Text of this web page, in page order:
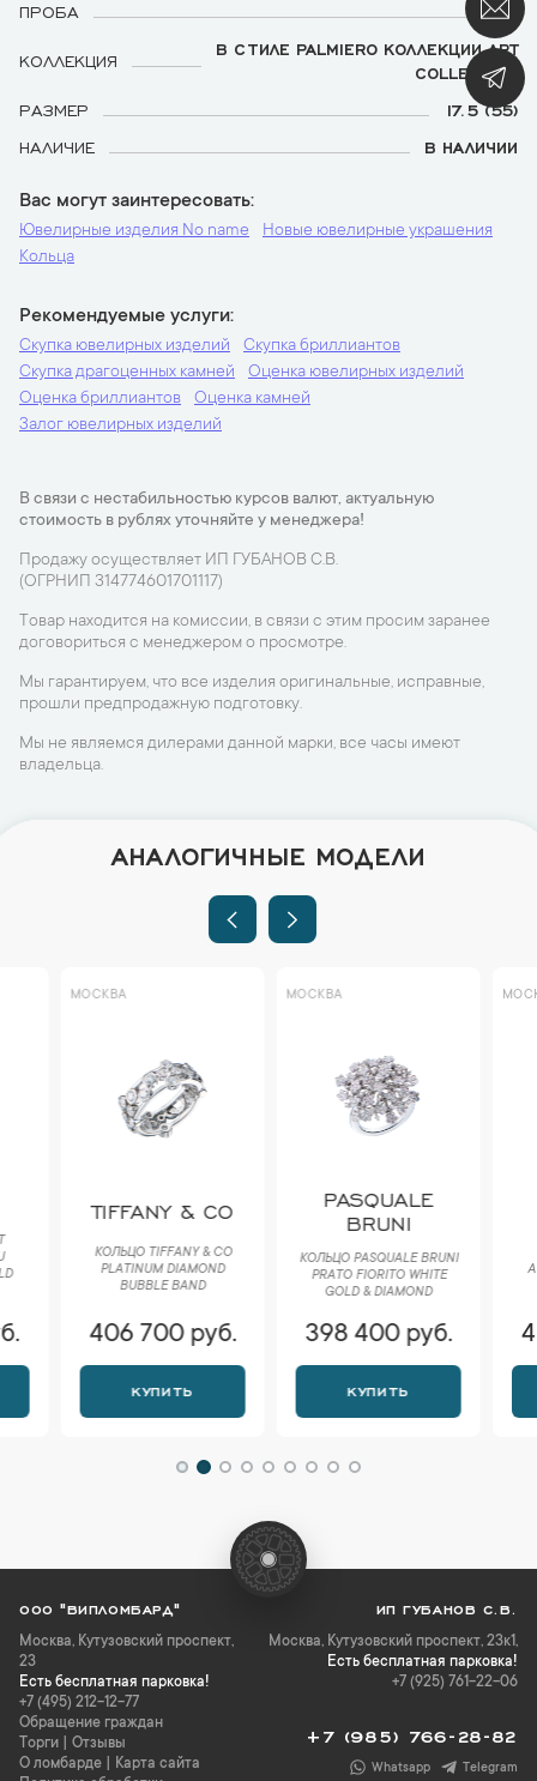
ПРОБА
750
КОЛЛЕКЦИЯ
В СТИЛЕ PALMIERO КОЛЛЕКЦИИ ART
COLLECTION
РАЗМЕР
17.5 (55)
НАЛИЧИЕ
В НАЛИЧИИ
Вас могут заинтересовать
Ювелирные изделия No name
Новые ювелирные украшения
Кольца
Рекомендуемые услуги
Скупка ювелирных изделий
Скупка бриллиантов
Скупка драгоценных камней
Оценка ювелирных изделий
Оценка бриллиантов
Оценка камней
Залог ювелирных изделий
В связи с нестабильностью курсов валют, актуальную
стоимость в рублях уточняйте у менеджера!
Продажу осуществляет ИП ГУБАНОВ С.В.
(ОГРНИП 314774601701117)
Товар находится на комиссии, в связи с этим просим заранее
договориться с менеджером о просмотре.
Мы гарантируем, что все изделия оригинальные, исправные,
прошли предпродажную подготовку.
Мы не являемся дилерами данной марки, все часы имеют
владельца.
АНАЛОГИЧНЫЕ МОДЕЛИ
МОСКВА
TIFFANY & CO
КОЛЬЦО TIFFANY & CO
PLATINUM DIAMOND
BUBBLE BAND
406 700 руб.
КУПИТЬ
МОСКВА
PASQUALE
BRUNI
КОЛЬЦО PASQUALE BRUNI
РRАTО FIORITO WHITE
GOLD & DIAMOND
398 400 руб.
КУПИТЬ
МОСКВА
423
ООО "ВИПЛОМБАРД"
Москва, Кутузовский проспект,
23
Есть бесплатная парковка!
+7 (495) 212-12-77
Обращение граждан
Торги
Отзывы
О ломбарде
Карта сайта
ИП ГУБАНОВ С.В.
Москва, Кутузовский проспект, 23к1,
Есть бесплатная парковка!
+7 (925) 761-22-06
+7 (985) 766-28-82
Whatsapp Telegram